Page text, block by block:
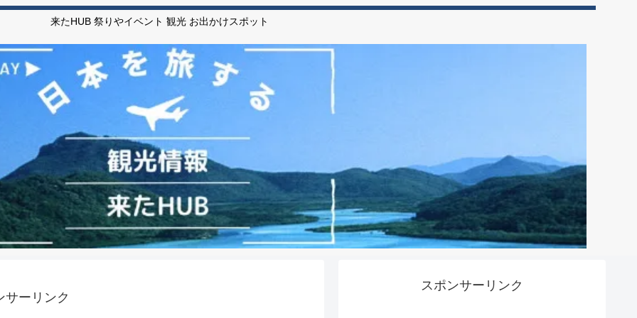
来たHUB 祭りやイベント 観光 お出かけスポット
サーリンク
スポンサーリンク